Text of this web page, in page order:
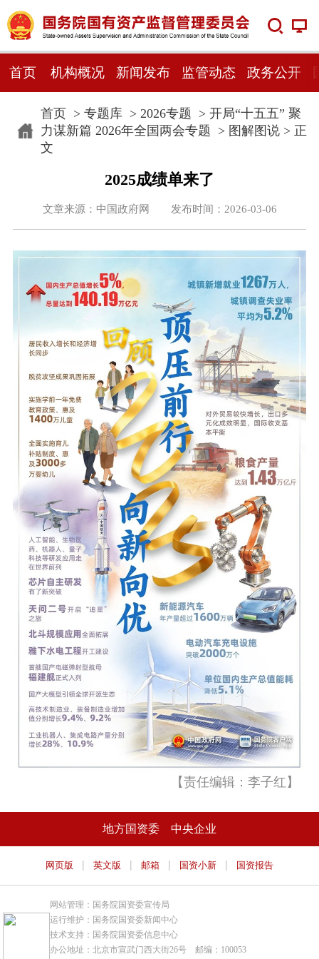
首页 机构概况 新闻发布 监管动态 政务公开
首页> 专题库> 2026专题 > 开局“十五五” 聚
力谋新篇 2026年全国两会专题 > 图解图说> 正
文
2025成绩单来了
文章来源：中国政府网 发布时间：2026-03-06
【责任编辑：李子红】
地方国资委 中央企业
网页版 | 英文版 | 邮箱 | 国资小新 | 国资报告
网站管理：国务院国资委宣传局
运行维护：国务院国资委新闻中心
技术支持：国务院国资委信息中心
办公地址：北京市宣武门西大街26号 邮编：100053